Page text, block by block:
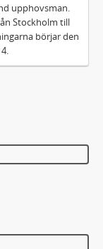
upphovsman.
Stockholm till
börjar den